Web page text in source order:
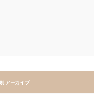
アーカイブ